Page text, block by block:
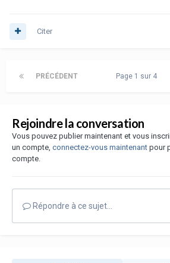
Citer
PRÉCÉDENT Page 1 sur 4
Rejoindre la conversation
Vous pouvez publier maintenant et vous
un compte, connectez-vous maintenant pour
compte.
Répondre à ce sujet…